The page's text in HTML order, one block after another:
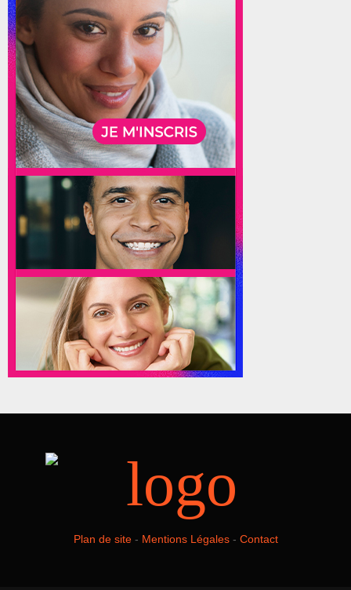
Plan de site- Mentions Légales- Contact